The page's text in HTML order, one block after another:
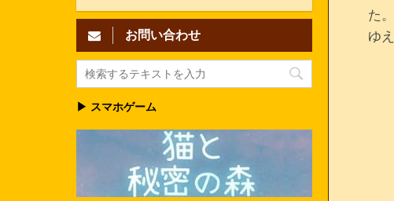
た。
ゆ
お問い合わせ
▶ スマホゲーム